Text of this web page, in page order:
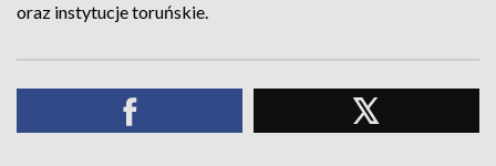
oraz instytucje toruńskie.